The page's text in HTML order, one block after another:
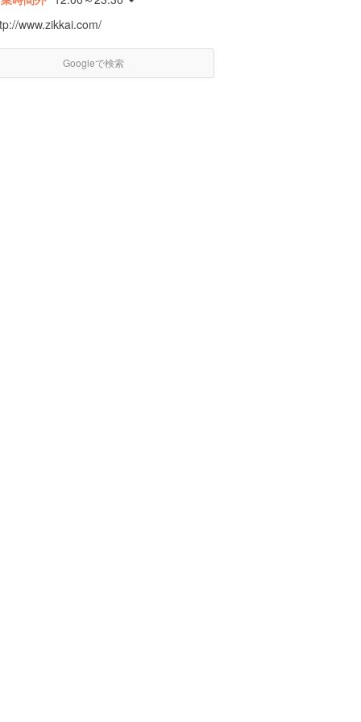
www.zikkai.com/
Googleで検索